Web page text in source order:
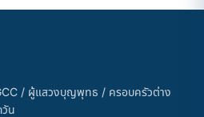
/ ผู้แสวงบุญพุทธ / ครอบครัวต่าง
น